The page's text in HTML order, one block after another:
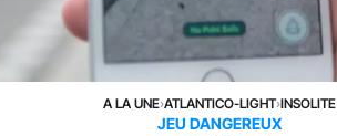
A LA UNE›ATLANTICO-LIGHT›INSOLITE
JEU DANGEREUX